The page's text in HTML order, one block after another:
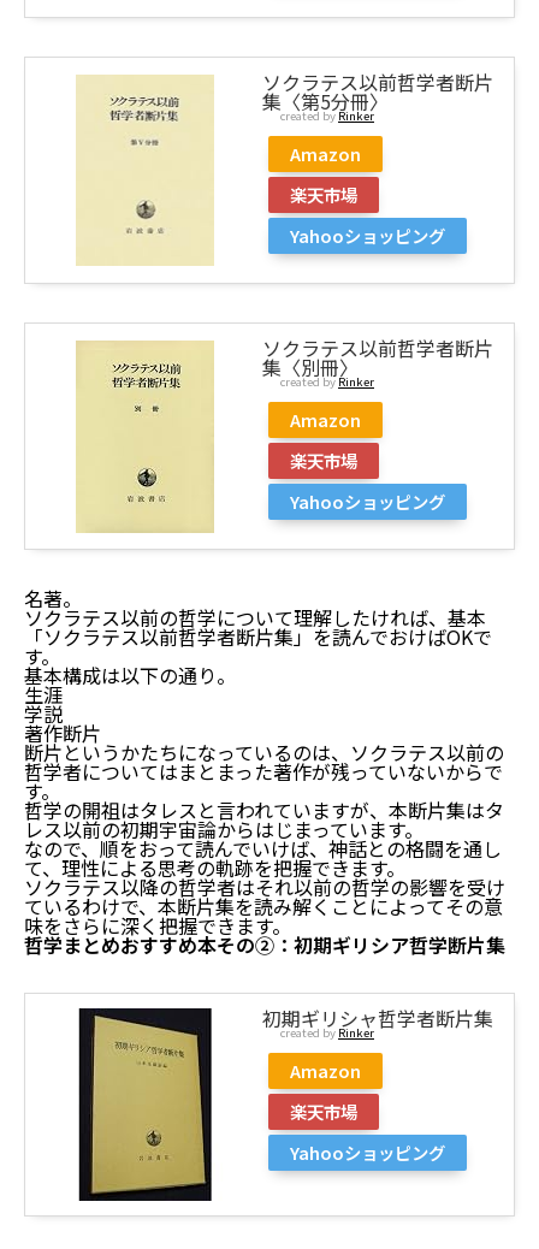
ソクラテス以前哲学者断片
集〈第5分冊〉
created by Rinker
Amazon
楽天市場
Yahooショッピング
ソクラテス以前哲学者断片
集〈別冊〉
created byRinker
Amazon
楽天市場
Yahooショッピング
名著。
ソクラテス以前の哲学について理解したければ、基本
「ソクラテス以前哲学者断片集」を読んでおけばOKで
す。
基本構成は以下の通り。
生涯
学説
著作断片
断片というかたちになっているのは、ソクラテス以前の
哲学者についてはまとまった著作が残っていないからで
す。
哲学の開祖はタレスと言われていますが、本断片集はタ
レス以前の初期宇宙論からはじまっています。
なので、順をおって読んでいけば、神話との格闘を通し
て、理性による思考の軌跡を把握できます。
ソクラテス以降の哲学者はそれ以前の哲学の影響を受け
ているわけで、本断片集を読み解くことによってその意
味をさらに深く把握できます。
哲学まとめおすすめ本その②：初期ギリシア哲学断片集
初期ギリシャ哲学者断片集
created by Rinker
Amazon
楽天市場
Yahooショッピング